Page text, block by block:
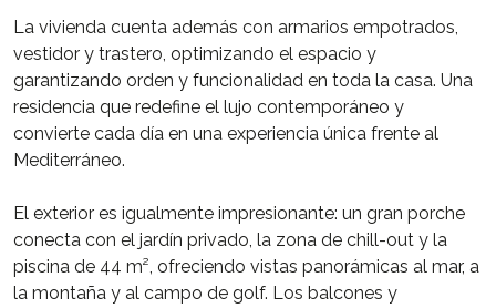
La vivienda cuenta además con armarios empotrados,
vestidor y trastero, optimizando el espacio y
garantizando orden y funcionalidad en toda la casa. Una
residencia que redefine el lujo contemporáneo y
convierte cada día en una experiencia única frente al
Mediterráneo.
El exterior es igualmente impresionante: un gran porche
conecta con el jardín privado, la zona de chill-out y la
piscina de 44 m², ofreciendo vistas panorámicas al mar, a
la montaña y al campo de golf. Los balcones y